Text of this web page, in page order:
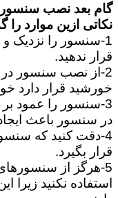
گام بعد نصب
نکاتی ازین موارد را
1-سنسور را نزدیک
قرار ندهید.
2-از نصب سنسور
خورشید قرار دارد
3-سنسور را عمود بر
در سنسور باعث
4-دقت کنید که
قرار بگیرد.
5-هرگز از
استفاده نکنید زیرا